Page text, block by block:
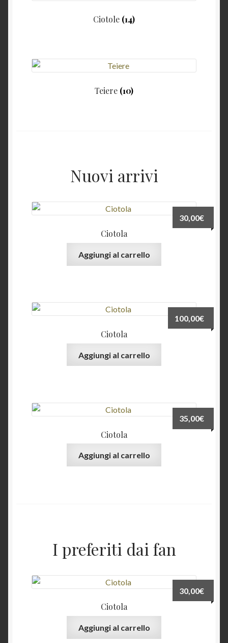
Ciotole (14)
Teiere (10)
Nuovi arrivi
Ciotola
30,00€
Aggiungi al carrello
Ciotola
100,00€
Aggiungi al carrello
Ciotola
35,00€
Aggiungi al carrello
I preferiti dai fan
Ciotola
30,00€
Aggiungi al carrello